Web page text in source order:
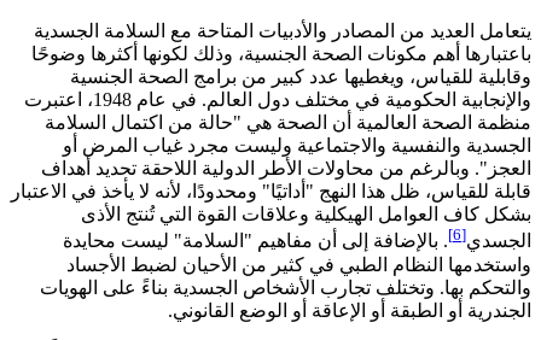
يتعامل العديد من المصادر والأدبيات المتاحة مع السلامة الجسدية
باعتبارها أهم مكونات الصحة الجنسية، وذلك لكونها أكثرها وضوحًا
وقابلية للقياس، ويغطيها عدد كبير من برامج الصحة الجنسية
والإنجابية الحكومية في مختلف دول العالم. في عام 1948، اعتبرت
منظمة الصحة العالمية أن الصحة هي "حالة من اكتمال السلامة
الجسدية والنفسية والاجتماعية وليست مجرد غياب المرض أو
العجز". وبالرغم من محاولات الأطر الدولية اللاحقة تحديد أهداف
قابلة للقياس، ظل هذا النهج "أداتيًا" ومحدودًا، لأنه لا يأخذ في الاعتبار
بشكل كاف العوامل الهيكلية وعلاقات القوة التي تُنتج الأذى
الجسدي[6]
. بالإضافة إلى أن مفاهيم "السلامة" ليست محايدة
واستخدمها النظام الطبي في كثير من الأحيان لضبط الأجساد
والتحكم بها. وتختلف تجارب الأشخاص الجسدية بناءً على الهويات
الجندرية أو الطبقة أو الإعاقة أو الوضع القانوني.